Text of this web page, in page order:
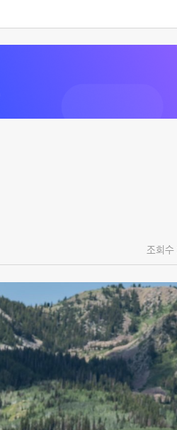
조회수